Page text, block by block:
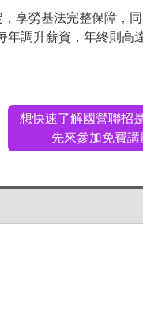
享勞基法完整保障，
年調升薪資 ，年終則高
想快速了解國營聯招
先來參加免費講